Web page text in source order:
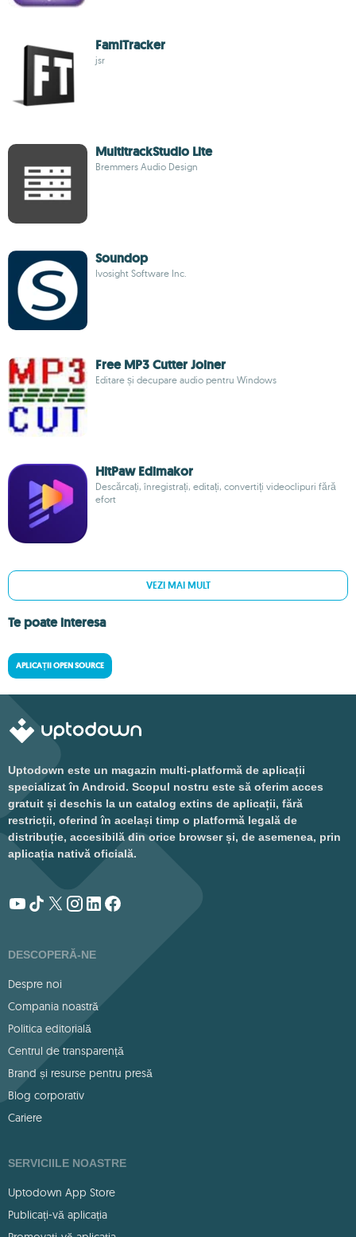
FamiTracker
jsr
MultitrackStudio Lite
Bremmers Audio Design
Soundop
Ivosight Software Inc.
Free MP3 Cutter Joiner
Editare și decupare audio pentru Windows
HitPaw Edimakor
Descărcați, înregistrați, editați, convertiți videoclipuri fără
efort
VEZI MAI MULT
Te poate interesa
APLICAȚII OPEN SOURCE
Uptodown este un magazin multi-platformă de aplicații
specializat în Android. Scopul nostru este să oferim acces
gratuit și deschis la un catalog extins de aplicații, fără
restricții, oferind în același timp o platformă legală de
distribuție, accesibilă din orice browser și, de asemenea, prin
aplicația nativă oficială.
DESCOPERĂ-NE
Despre noi
Compania noastră
Politica editorială
Centrul de transparență
Brand și resurse pentru presă
Blog corporativ
Cariere
SERVICIILE NOASTRE
Uptodown App Store
Publicați-vă aplicația